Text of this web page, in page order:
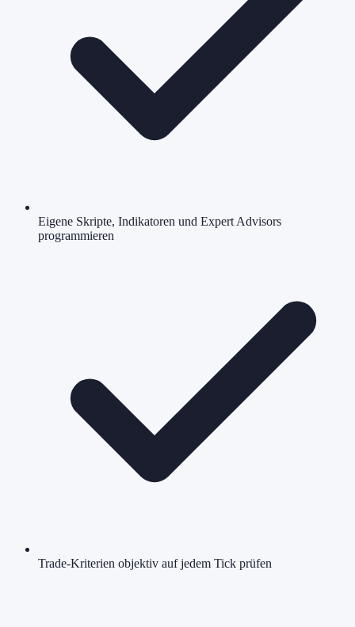
Eigene Skripte, Indikatoren und Expert Advisors
programmieren
Trade-Kriterien objektiv auf jedem Tick prüfen